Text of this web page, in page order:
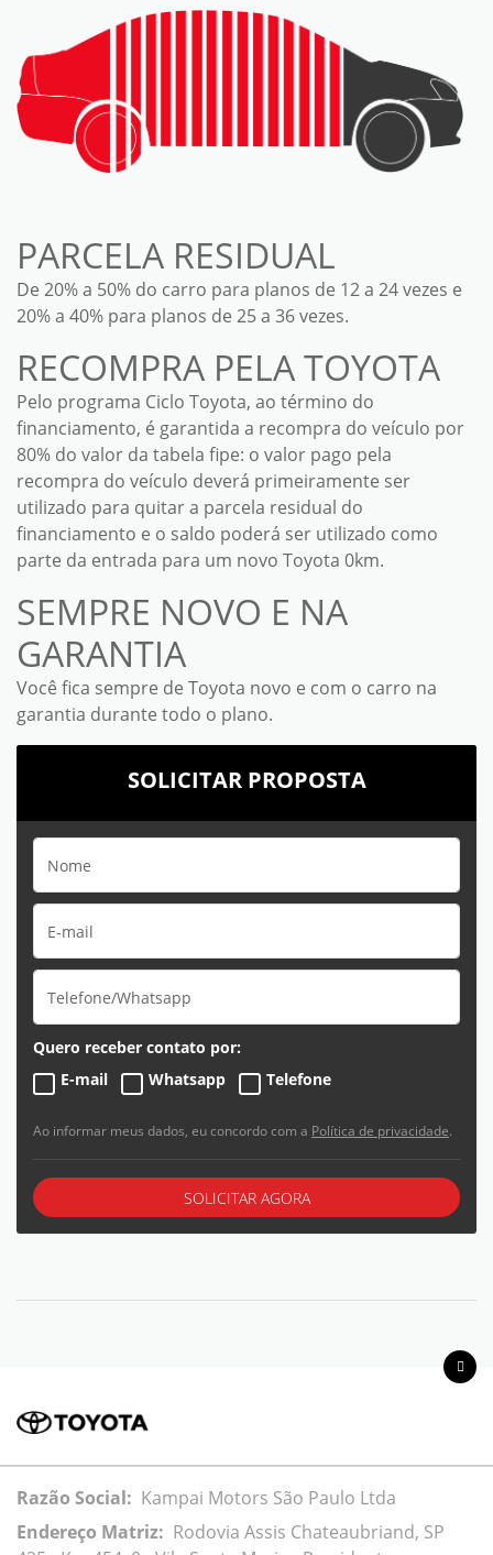
PARCELA RESIDUAL
De 20% a 50% do carro para planos de 12 a 24 vezes e
20% a 40% para planos de 25 a 36 vezes.
RECOMPRA PELA TOYOTA
Pelo programa Ciclo Toyota, ao término do
financiamento, é garantida a recompra do veículo por
80% do valor da tabela fipe: o valor pago pela
recompra do veículo deverá primeiramente ser
utilizado para quitar a parcela residual do
financiamento e o saldo poderá ser utilizado como
parte da entrada para um novo Toyota 0km.
SEMPRE NOVO E NA
GARANTIA
Você fica sempre de Toyota novo e com o carro na
garantia durante todo o plano.
SOLICITAR PROPOSTA
Quero receber contato por:
E-mail
Whatsapp Telefone
Ao informar meus dados, eu concordo com a Política de privacidade.
SOLICITAR AGORA
Razão Social: Kampai Motors São Paulo Ltda
Endereço Matriz: Rodovia Assis Chateaubriand, SP